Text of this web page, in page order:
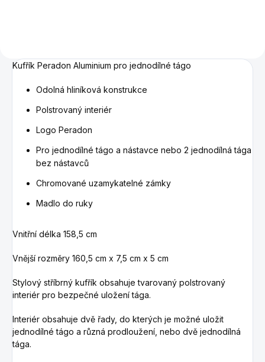
Kufřík Peradon Aluminium pro jednodílné tágo
Odolná hliníková konstrukce
Polstrovaný interiér
Logo Peradon
Pro jednodílné tágo a nástavce nebo 2 jednodílná tága
bez nástavců
Chromované uzamykatelné zámky
Madlo do ruky
Vnitřní délka 158,5 cm
Vnější rozměry 160,5 cm x 7,5 cm x 5 cm
Stylový stříbrný kufřík obsahuje tvarovaný polstrovaný
interiér pro bezpečné uložení tága.
Interiér obsahuje dvě řady, do kterých je možné uložit
jednodílné tágo a různá prodloužení, nebo dvě jednodílná
tága.